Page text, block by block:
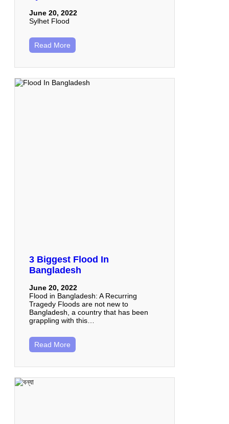
June 20, 2022
Sylhet Flood
Read More
3 Biggest Flood In
Bangladesh
June 20, 2022
Flood in Bangladesh: A Recurring
Tragedy Floods are not new to
Bangladesh, a country that has been
grappling with this…
Read More